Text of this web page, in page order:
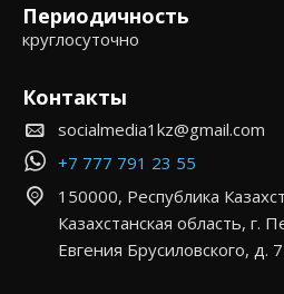
Периодичность
круглосуточно
Контакты
socialmedia1kz@gmail.com
+7 777 791 23 55
150000, Республика
Казахстанская область, г.
Евгения Брусиловского, д.